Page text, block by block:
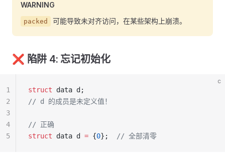
WARNING
packed 可能导致未对齐访问，在某些架构上崩溃。
❌ 陷阱 4: 忘记初始化
c
struct data d;
// d 的成员是未定义值！
// 正确
struct data d = {0};
  // 全部清零
1
2
3
4
5